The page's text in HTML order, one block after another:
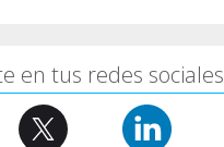
en tus redes sociales